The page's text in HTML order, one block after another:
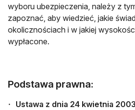
wyboru ubezpieczenia, należy z
zapoznać, aby wiedzieć, jakie
okolicznościach i w jakiej
wypłacone.
Podstawa prawna:
Ustawa z dnia 24 kwietnia